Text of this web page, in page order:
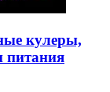
кулеры,
питания